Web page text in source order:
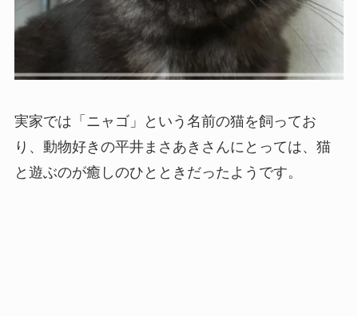
実家では「ニャゴ」という名前の猫を飼ってお
り、動物好きの平井まさあきさんにとっては、猫
と遊ぶのが癒しのひとときだったようです。